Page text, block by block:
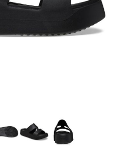
image
View larger image
View larger image
View larger